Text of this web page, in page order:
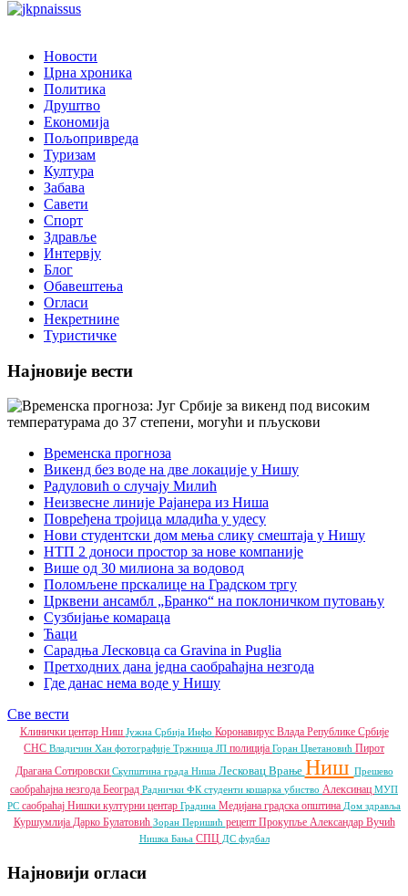
Новости
Црна хроника
Политика
Друштво
Економија
Пољопривреда
Туризам
Култура
Забава
Савети
Спорт
Здравље
Интервју
Блог
Обавештења
Огласи
Некретнине
Туристичке
Најновије вести
Временска прогноза
Викенд без воде на две локације у Нишу
Радуловић о случају Милић
Неизвесне линије Рајанера из Ниша
Повређена тројица младића у удесу
Нови студентски дом мења слику смештаја у Нишу
НТП 2 доноси простор за нове компаније
Више од 30 милиона за водовод
Поломљене прскалице на Градском тргу
Црквени ансамбл „Бранко“ на поклоничком путовању
Сузбијање комараца
Ћаци
Сарадња Лесковца са Gravina in Puglia
Претходних дана једна саобраћајна незгода
Где данас нема воде у Нишу
Све вести
Клинички центар Ниш Јужна Србија Инфо Коронавирус Влада Републике Србије
СНС Владичин Хан фотографије Тржница ЈП полиција Горан Цветановић Пирот
Драгана Сотировски Скупштина града Ниша Лесковац Врање Ниш Прешево
саобраћајна незгода Београд Раднички ФК студенти кошарка убиство Алексинац МУП
РС саобраћај Нишки културни центар Градина Медијана градска општина Дом здравља
Куршумлија Дарко Булатовић Зоран Перишић рецепт Прокупље Александар Вучић
Нишка Бања СПЦ ДС фудбал
Најновији огласи